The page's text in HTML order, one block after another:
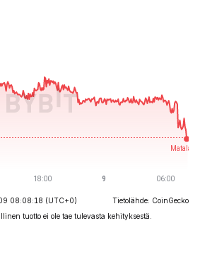
08:08:18 (UTC+0)
Tietolähde: CoinGecko
tuotto ei ole tae tulevasta kehityksestä.